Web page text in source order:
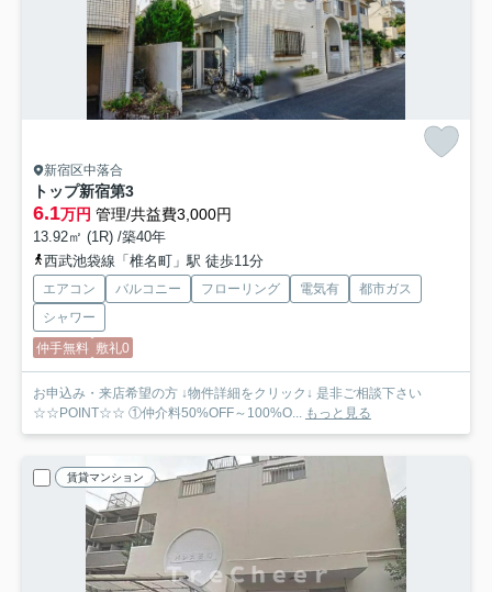
新宿区中落合
トップ新宿第3
6.1万円 管理/共益費3,000円
13.92㎡ (1R) /築40年
西武池袋線「椎名町」駅 徒歩11分
エアコン バルコニー フローリング 電気有
都市ガス
シャワー
仲手無料 敷礼0
お申込み・来店希望の方 ↓物件詳細をクリック↓ 是非ご相談下さい
☆☆POINT☆☆ ①仲介料50%OFF～100%O... もっと見る
賃貸マンション